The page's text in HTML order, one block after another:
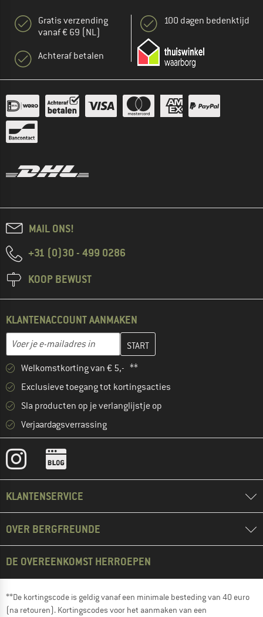
Gratis verzending
vanaf € 69 (NL)
Achteraf betalen
100 dagen bedenktijd
MAIL ONS!
+31 (0)30 - 499 0286
KOOP BEWUST
KLANTENACCOUNT AANMAKEN
E-mailadres
Vul je e-mailadres hier in en maak in de volgende stap je
Welkomstkorting van € 5,- **
Exclusieve toegang tot kortingsacties
Sla producten op je verlanglijstje op
Verjaardagsverrassing
KLANTENSERVICE
OVER BERGFREUNDE
DE OVEREENKOMST HERROEPEN
**De kortingscode is geldig vanaf een minimale besteding van 40 euro
(na retouren). Kortingscodes voor het aanmaken van een